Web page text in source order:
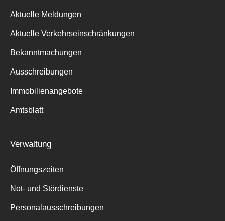
Aktuelle Meldungen
Aktuelle Verkehrseinschränkungen
Bekanntmachungen
Ausschreibungen
Immobilienangebote
Amtsblatt
Verwaltung
Öffnungszeiten
Not- und Stördienste
Personalausschreibungen